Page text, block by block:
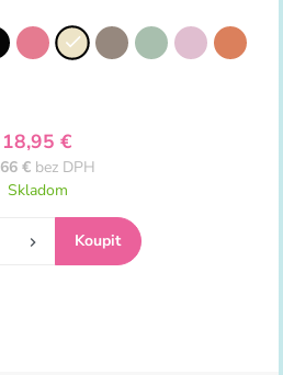
18,95 €
€ bez DPH
Skladom